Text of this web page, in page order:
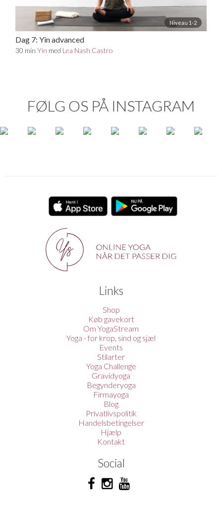
Niveau 1-2
Dag 7: Yin advanced
30 minYin med Lea Nash Castro
FØLG OS PÅ INSTAGRAM
Links
Shop
Køb gavekort
Om YogaStream
Yoga - for krop, sind og sjæl
Events
Stilarter
Yoga Challenge
Gravidyoga
Begynderyoga
Firmayoga
Blog
Privatlivspolitik
Handelsbetingelser
Hjælp
Kontakt
Social